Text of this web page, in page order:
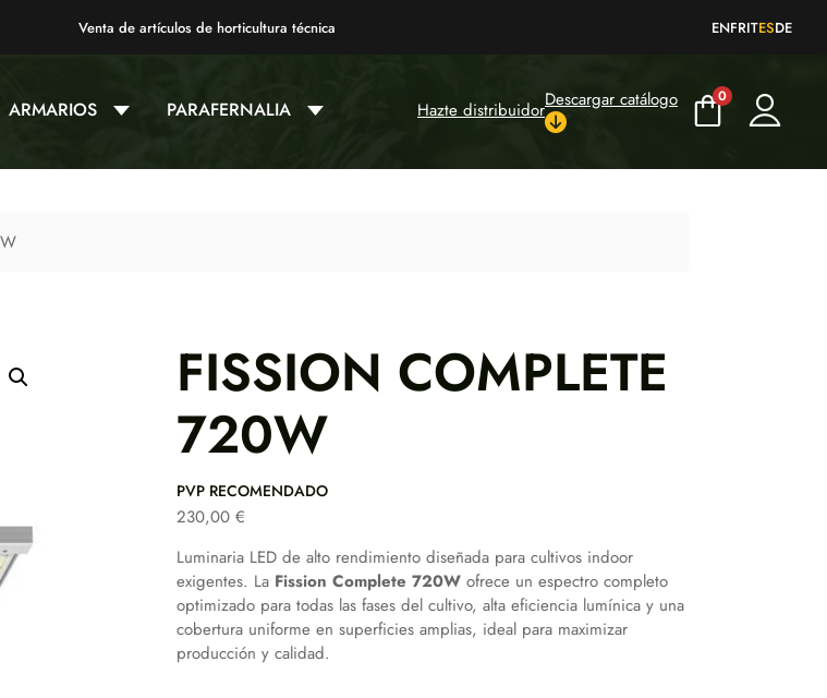
ENFRITESDE
Venta de artículos de horticultura técnica
ARMARIOS PARAFERNALIA Hazte distribuidorDescargar catálogo 0
FISSION COMPLETE
720W
PVP RECOMENDADO
230,00 €
Luminaria LED de alto rendimiento diseñada para cultivos indoor
exigentes. La Fission Complete 720W ofrece un espectro completo
optimizado para todas las fases del cultivo, alta eficiencia lumínica y una
cobertura uniforme en superficies amplias, ideal para maximizar
producción y calidad.